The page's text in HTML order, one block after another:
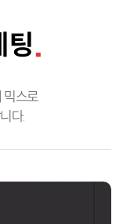
팅.
믹스로
다.